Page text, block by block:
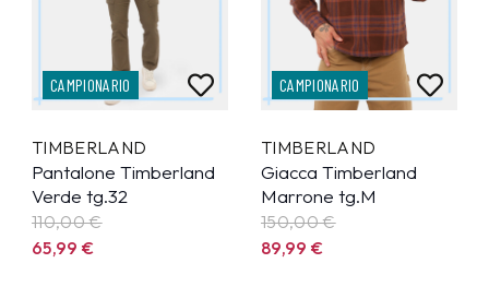
CAMPIONARIO
TIMBERLAND
Pantalone Timberland
Verde tg.32
110,00 €
65,99€
CAMPIONARIO
TIMBERLAND
Giacca Timberland
Marrone tg.M
150,00 €
89,99€